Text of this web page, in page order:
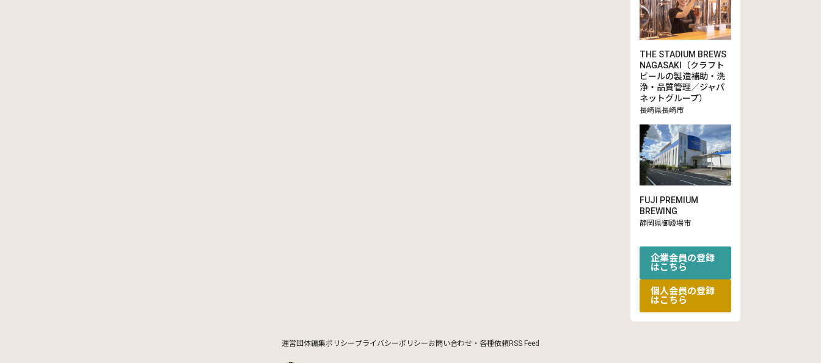
THE STADIUM BREWS
NAGASAKI（クラフト
ビールの製造補助・洗
浄・品質管理／ジャパ
ネットグループ）
長崎県長崎市
FUJI PREMIUM
BREWING
静岡県御殿場市
企業会員の登録
はこちら
個人会員の登録
はこちら
運営団体編集ポリシープライバシーポリシーお問い合わせ・各種依頼RSS Feed